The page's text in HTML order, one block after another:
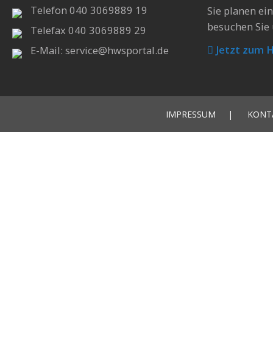
Telefon 040 3069889 19
Telefax 040 3069889 29
E-Mail: service@hwsportal.de
Sie planen
besuchen
Jetzt zum
IMPRESSUM